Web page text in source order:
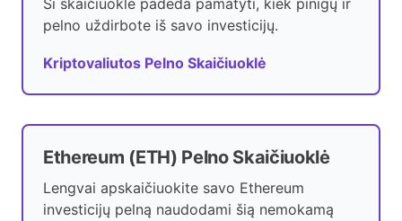
Ši skaičiuoklė padeda pamatyti, kiek pinigų ir
pelno uždirbote iš savo investicijų.
Kriptovaliutos Pelno Skaičiuoklė
Ethereum (ETH) Pelno Skaičiuoklė
Lengvai apskaičiuokite savo Ethereum
investicijų pelną naudodami šią nemokamą